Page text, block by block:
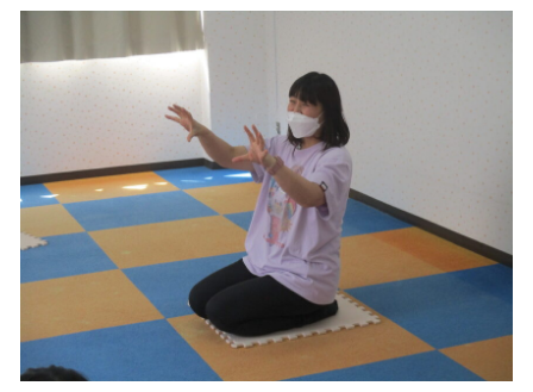
ント
ンダ
ー
ー・
イベ
ント
一覧
グ